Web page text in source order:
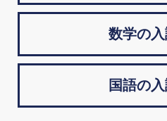
数学の
国語の